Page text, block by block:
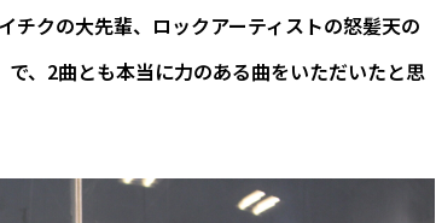
チクの大先輩、ロックアーティストの怒髪天の
、2曲とも本当に力のある曲をいただいたと思